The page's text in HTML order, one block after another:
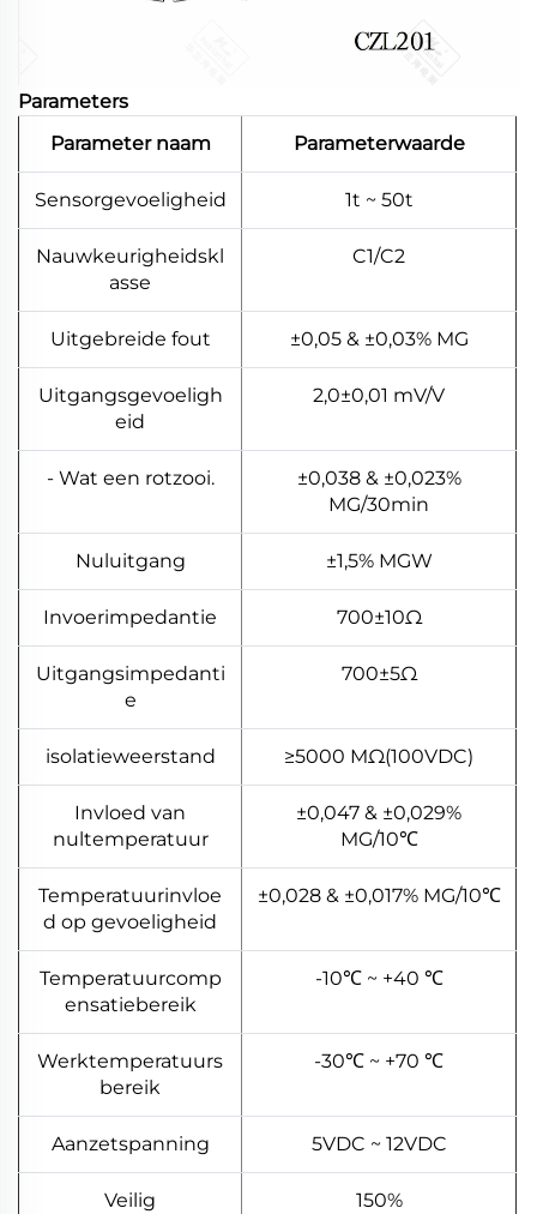
Parameters
Parameter naam
Parameterwaarde
Sensorgevoeligheid 1t ~ 50t
Nauwkeurigheidskl
asse
C1/C2
Uitgebreide fout ±0,05 & ±0,03% MG
Uitgangsgevoeligh
eid
2,0±0,01 mV/V
- Wat een rotzooi.
±0,038 & ±0,023%
MG/30min
Nuluitgang ±1,5% MGW
Invoerimpedantie 700±10Ω
Uitgangsimpedanti
e
700±5Ω
isolatieweerstand ≥5000 MΩ(100VDC)
Invloed van
nultemperatuur
±0,047 & ±0,029%
MG/10℃
Temperatuurinvloe
d op gevoeligheid
±0,028 & ±0,017% MG/10℃
Temperatuurcomp
ensatiebereik
-10℃ ~ +40 ℃
Werktemperatuurs
bereik
-30℃ ~ +70 ℃
Aanzetspanning 5VDC ~ 12VDC
Veilig
150%